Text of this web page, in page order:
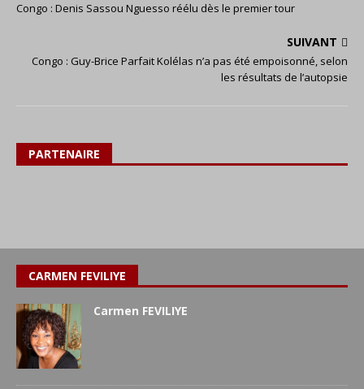
Congo : Denis Sassou Nguesso réélu dès le premier tour
SUIVANT
Congo : Guy-Brice Parfait Kolélas n’a pas été empoisonné, selon
les résultats de l’autopsie
PARTENAIRE
CARMEN FEVILIYE
Carmen FEVILIYE